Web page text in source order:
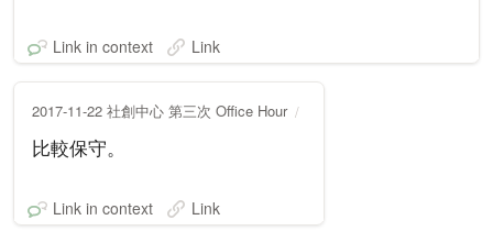
Link in context Link
2017-11-22 社創中心 第三次 Office Hour
比較保守。
Link in context Link